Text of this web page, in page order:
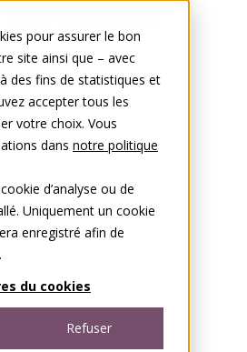
pour assurer le bon
site ainsi que – avec
des fins de statistiques et
accepter tous les
votre choix. Vous
dans notre politique
d’analyse ou de
Uniquement un cookie
enregistré afin de
du cookies
Refuser